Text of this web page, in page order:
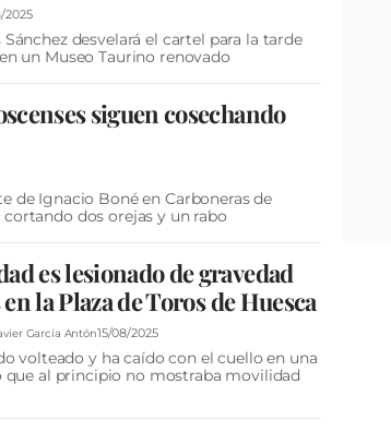
2025
desvelará el cartel para la tarde
un Museo Taurino renovado
siguen cosechando
de Ignacio Boné en Carboneras de
cortando dos orejas y un rabo
es lesionado de gravedad
la Plaza de Toros de Huesca
García Antón15/08/2025
volteado y ha caído con el cuello en una
que al principio no mostraba movilidad